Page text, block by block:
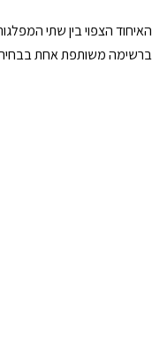
האיחוד הצפוי בין שתי
ברשימה משותפת אחת